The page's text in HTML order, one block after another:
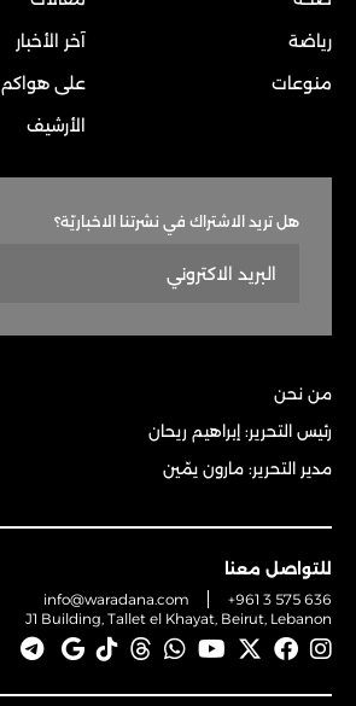
رياضة
منوعات
آخر الأخبار
على هواكم
الأرشيف
هل تريد الاشتراك في نشرتنا الاخباريّة؟
من نحن
رئيس التحرير: إبراهيم ريحان
مدير التحرير: مارون يمّين
للتواصل معنا
info@waradana.com
+961 3 575 636
J1 Building, Tallet el Khayat, Beirut, Lebanon